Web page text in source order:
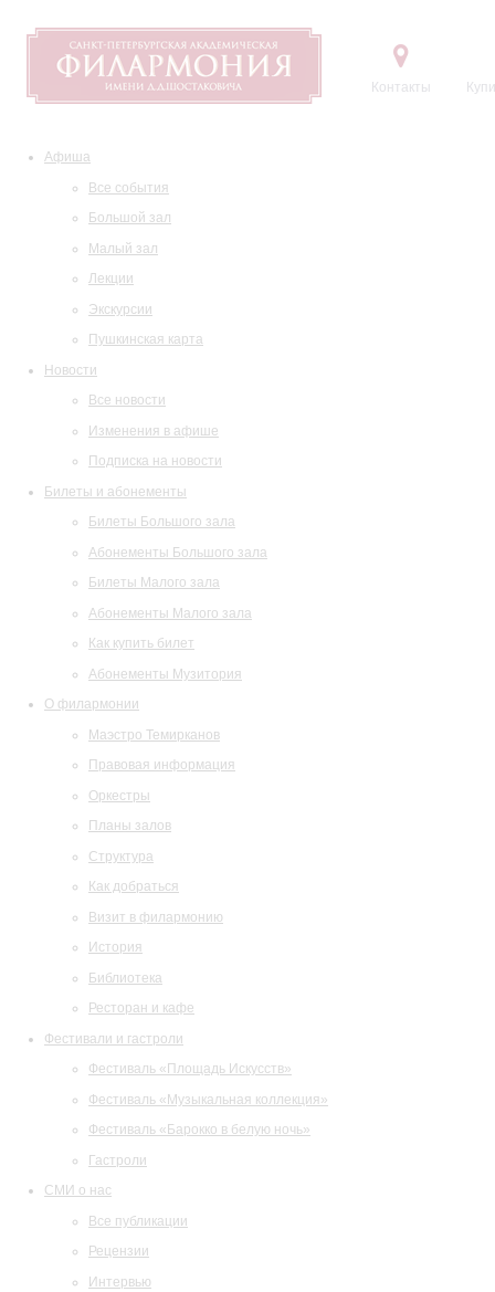
Контакты
Афиша
Все события
Большой зал
Малый зал
Лекции
Экскурсии
Пушкинская карта
Новости
Все новости
Изменения в афише
Подписка на новости
Билеты и абонементы
Билеты Большого зала
Абонементы Большого зала
Билеты Малого зала
Абонементы Малого зала
Как купить билет
Абонементы Музитория
О филармонии
Маэстро Темирканов
Правовая информация
Оркестры
Планы залов
Структура
Как добраться
Визит в филармонию
История
Библиотека
Ресторан и кафе
Фестивали и гастроли
Фестиваль «Площадь Искусств»
Фестиваль «Музыкальная коллекция»
Фестиваль «Барокко в белую ночь»
Гастроли
СМИ о нас
Все публикации
Рецензии
Интервью